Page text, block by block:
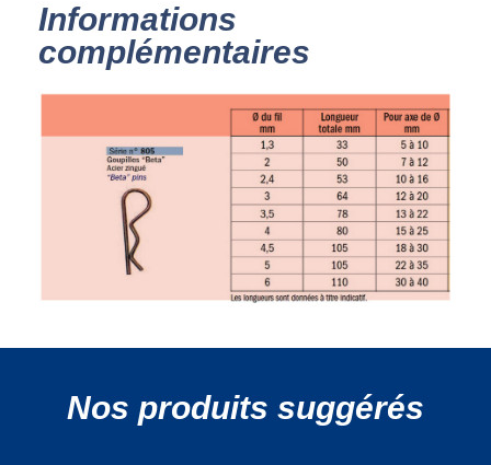
Informations
complémentaires
Nos produits suggérés